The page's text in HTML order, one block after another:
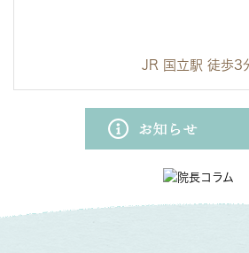
JR 国立駅 徒歩3